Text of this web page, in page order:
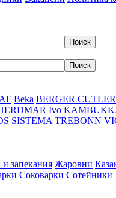
Beka BERGER
Ivo
SISTEMA TREBONN
запекания Жаровни
Соковарки Сотейники